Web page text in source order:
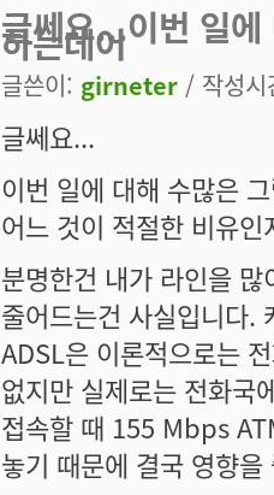
글쎄요...이번 일
하는데어
글쓴이: girneter / 작성
글쎄요...
이번 일에 대해 수많은
어느 것이 적절한 비유
분명한건 내가 라인을
줄어드는건 사실입니다.
ADSL은 이론적으로는
없지만 실제로는 전화국
접속할 때 155 Mbps
놓기 때문에 결국 영향